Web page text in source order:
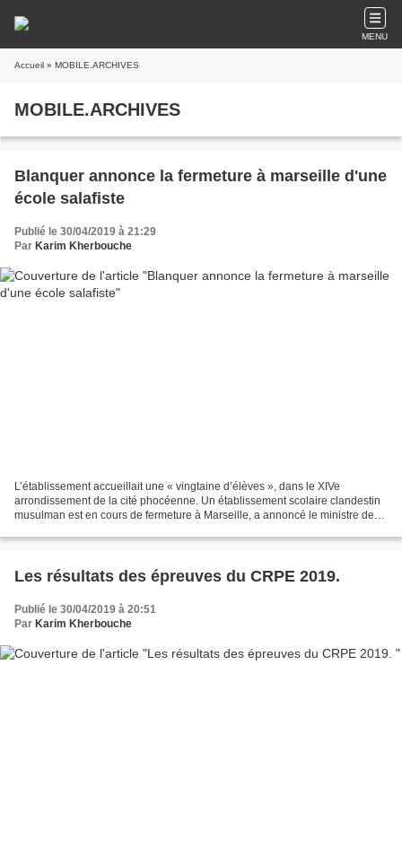
MENU
Accueil » MOBILE.ARCHIVES
MOBILE.ARCHIVES
Blanquer annonce la fermeture à marseille d'une
école salafiste
Publié le 30/04/2019 à 21:29
Par Karim Kherbouche
L’établissement accueillait une « vingtaine d’élèves », dans le XIVe
arrondissement de la cité phocéenne. Un établissement scolaire clandestin
musulman est en cours de fermeture à Marseille, a annoncé le ministre de
Les résultats des épreuves du CRPE 2019.
Publié le 30/04/2019 à 20:51
Par Karim Kherbouche